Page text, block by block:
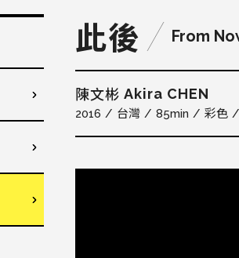
此後 From
陳文彬 Akira CHEN
2016 台灣 85min 彩色